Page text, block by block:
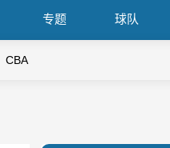
专题 球队
CBA